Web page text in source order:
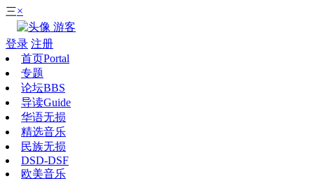
三×
游客
登录 注册
首页Portal
专题
论坛BBS
导读Guide
华语无损
精选音乐
民族无损
DSD-DSF
欧美音乐